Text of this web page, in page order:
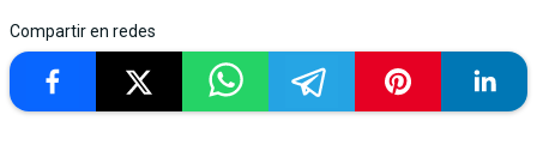
Compartir en redes